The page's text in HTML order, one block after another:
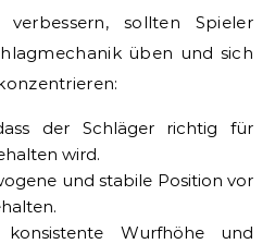
sollten Spieler
üben und sich
der Schläger richtig für
wird.
und stabile Position vor
Wurfhöhe und